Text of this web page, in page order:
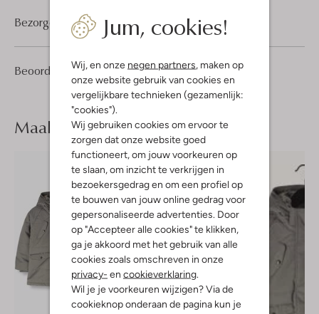
Jum, cookies!
Wij, en onze negen partners, maken op
onze website gebruik van cookies en
vergelijkbare technieken (gezamenlijk:
"cookies").
Wij gebruiken cookies om ervoor te
zorgen dat onze website goed
functioneert, om jouw voorkeuren op
te slaan, om inzicht te verkrijgen in
bezoekersgedrag en om een profiel op
te bouwen van jouw online gedrag voor
gepersonaliseerde advertenties. Door
op "Accepteer alle cookies" te klikken,
ga je akkoord met het gebruik van alle
cookies zoals omschreven in onze
privacy- en cookieverklaring.
Wil je je voorkeuren wijzigen? Via de
cookieknop onderaan de pagina kun je
Beoordelingen (1) 5 /5
1
5
Sterren
Bezorgen & retourneren
Maak jelook compleet